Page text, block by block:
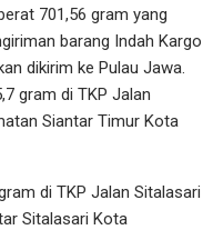
701,56 gram yang
barang Indah Kargo
dikirim ke Pulau Jawa.
gram di TKP Jalan
Siantar Timur Kota
di TKP Jalan Sitalasari
Sitalasari Kota